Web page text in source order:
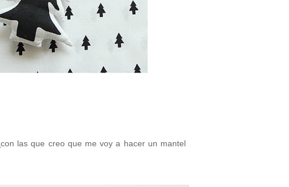
con las que creo que me voy a hacer un mantel